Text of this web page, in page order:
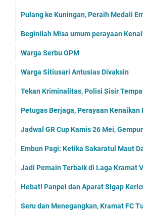
Pulang ke Kuningan, Peraih Medali
Beginilah Misa umum perayaan
Warga Serbu OPM
Warga Sitiusari Antusias Divaksin
Tekan Kriminalitas, Polisi Sisir
Petugas Berjaga, Perayaan Kenaikan
Jadwal GR Cup Kamis 26 Mei,
Embun Pagi: Ketika Sakaratul Maut
Jadi Pemain Terbaik di Laga Kramat
Hebat! Panpel dan Aparat Sigap
Seru dan Menegangkan, Kramat FC